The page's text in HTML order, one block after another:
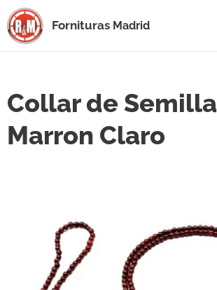
Fornituras Madrid
Collar de
Marron Claro